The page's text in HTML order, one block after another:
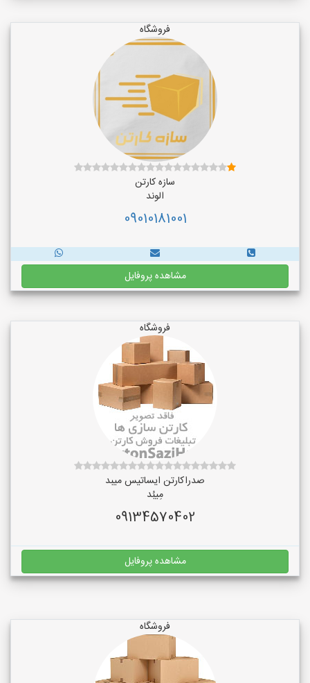
فروشگاه
سازه کارتن
الوند
09010181001
مشاهده پروفایل
فروشگاه
صدراکارتن ایساتیس میبد
مِیبُد
09134570402
مشاهده پروفایل
فروشگاه